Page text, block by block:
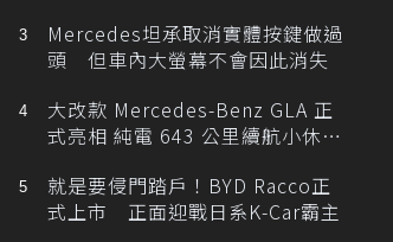
Mercedes坦承取消實體按鍵做過
頭 但車內大螢幕不會因此消失
大改款 Mercedes-Benz GLA 正
式亮相 純電 643 公里續航小休
就是要侵門踏戶！BYD Racco正
式上市 正面迎戰日系K-Car霸主